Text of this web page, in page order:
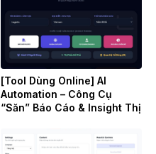
[Tool Dùng Online] AI
Automation – Công Cụ
“Săn” Báo Cáo & Insight Thị